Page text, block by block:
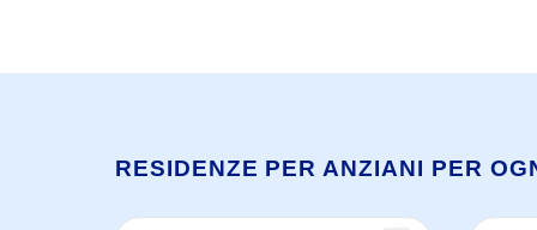
RESIDENZE PER ANZIANI PER